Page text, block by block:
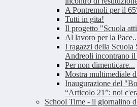
A Pontremoli per il
Tutti in gita!
Il progetto "Scuola
Al lavoro per la
I ragazzi della Scuola
Andreoli incontrano
Per non dimenticare...
Mostra multimediale
Inaugurazione del
“Articolo 21”: noi
School Time - il giornalino